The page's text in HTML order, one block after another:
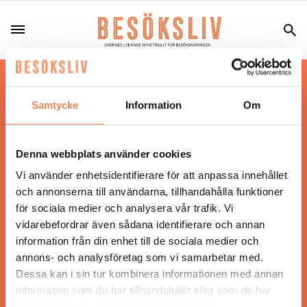
Samtycke Information Om
Denna webbplats använder cookies
Vi använder enhetsidentifierare för att anpassa innehållet
och annonserna till användarna, tillhandahålla funktioner
för sociala medier och analysera vår trafik. Vi
vidarebefordrar även sådana identifierare och annan
information från din enhet till de sociala medier och
annons- och analysföretag som vi samarbetar med.
Dessa kan i sin tur kombinera informationen med annan
information som du har tillhandahållit eller som de har
Hos oss läser du landets mest uppdaterade
nyheter och snackisar inom besöksnäringen.
Besöksliv i sin tryckta form är ett affärsmagasin
Tidningen ges ut avVisita
ANSVARIG UTGIVARE
Jonas Siljhammar
UPPHOVSRÄTT